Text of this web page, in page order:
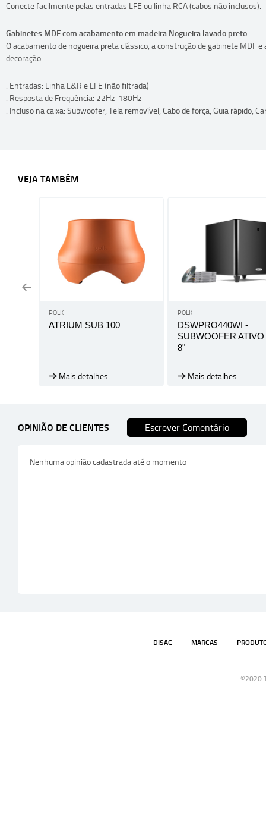
Conecte facilmente pelas entradas LFE ou linha RCA (cabos não inclusos).
Gabinetes MDF com acabamento em madeira Nogueira lavado preto
O acabamento de nogueira preta clássico, a construção de gabinete MDF
decoração.
. Entradas: Linha L&R e LFE (não filtrada)
. Resposta de Frequência: 22Hz-180Hz
. Incluso na caixa: Subwoofer, Tela removível, Cabo de força, Guia rápido,
VEJA TAMBÉM
POLK
ATRIUM SUB 100
Mais detalhes
POLK
DSWPRO440WI -
SUBWOOFER
8"
Mais detalhes
OPINIÃO DE CLIENTES Escrever Comentário
Nenhuma opinião cadastrada até o momento
DISAC MARCAS
©2020